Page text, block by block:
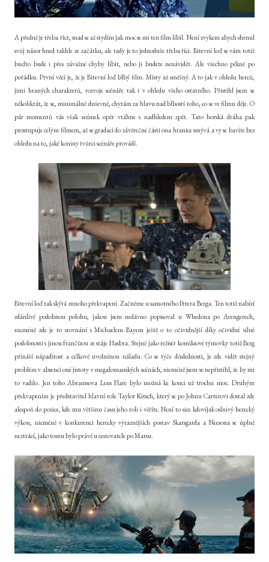
A předně je třeba říct, snad se až stydím jak moc se mi ten film líbil. Není zvykem abych shrnul
svůj názor hned takhle ze začátku, ale tady je to jednoduše třeba říci. Bitevní loď se vám totiž
buďto bude i přes závažné chyby líbit, nebo ji budete nenávidět. Ale všechno pěkně po
pořádku. První věcí je, že je Bitevní loď blbý film. Místy až směšný. A to jak v ohledu herců,
jimi hraných charakterů, rozvoje scénáře tak i v ohledu všeho ostatního. Přistihl jsem se
několikrát, že se, minimálně duševně, chytám za hlavu nad blbostí toho, co se ve filmu děje. O
pár momentů vás však snímek opět vtáhne s nadhledem zpět. Tato horská dráha pak
prostupuje celým filmem, až se gradací do závěrečné části ona hranice smývá a vy se bavíte bez
ohledu na to, jaké koniny tvůrci scénáře provádí.
Bitevní loď tak skýtá mnoho překvapení. Začněme u samotného Petera Berga. Ten totiž nabízí
zdánlivě podobnou polohu, jakou jsem nedávno popisoval u Whedona po Avengerech,
nicméně zde je to srovnání s Michaelem Bayem ještě o to očividnější díky očividné silné
podobnosti s jinou frančízou ze stáje Hasbra. Stejně jako režisér komiksové týmovky totiž Berg
přináší nápaditost a celkově uvolněnou náladu. Co se týče důslednosti, je zde vidět stejný
problém v absenci oné jistoty v megalomanských scénách, nicméně jsem se nepřistihl, že by mi
to vadilo. Jen toho Abramsova Lens Flare bylo možná ke konci už trochu moc. Druhým
překvapením je představitel hlavní role Taylor Kitsch, který se po Johnu Carterovi dostal zde
alespoň do pozice, kde mu většinu času jeho roli i věříte. Není to sice kdovíjak oslnivý herecký
výkon, nicméně v konkurenci herecky výraznějších postav Skarsgarda a Neesona se úplně
neztrácí, jako tomu bylo právě u cestovatele po Marsu.